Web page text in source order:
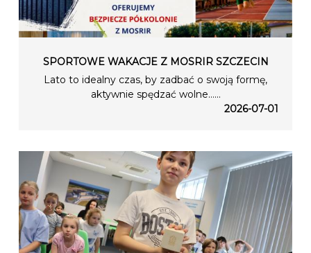
SPORTOWE WAKACJE Z MOSRIR SZCZECIN
Lato to idealny czas, by zadbać o swoją formę,
aktywnie spędzać wolne…...
2026-07-01